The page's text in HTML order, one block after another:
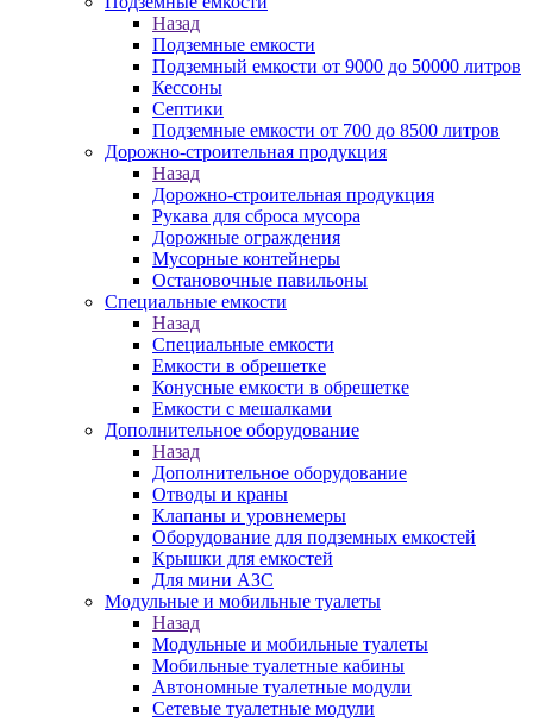
Назад
Подземные емкости
Подземный емкости от 9000 до 50000 литров
Кессоны
Септики
Подземные емкости от 700 до 8500 литров
Дорожно-строительная продукция
Назад
Дорожно-строительная продукция
Рукава для сброса мусора
Дорожные ограждения
Мусорные контейнеры
Остановочные павильоны
Специальные емкости
Назад
Специальные емкости
Емкости в обрешетке
Конусные емкости в обрешетке
Емкости с мешалками
Дополнительное оборудование
Назад
Дополнительное оборудование
Отводы и краны
Клапаны и уровнемеры
Оборудование для подземных емкостей
Крышки для емкостей
Для мини АЗС
Модульные и мобильные туалеты
Назад
Модульные и мобильные туалеты
Мобильные туалетные кабины
Автономные туалетные модули
Сетевые туалетные модули